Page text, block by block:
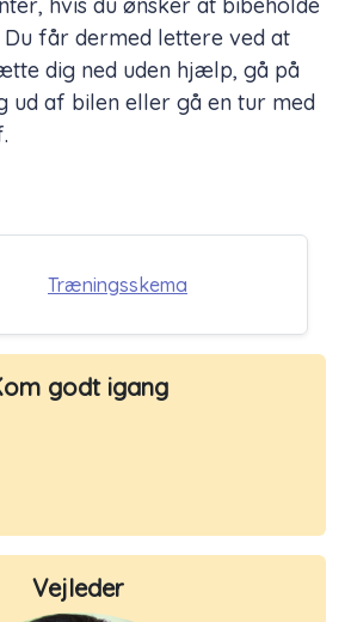
får dermed lettere ved at
dig ned uden hjælp, gå på
ud af bilen eller gå en tur med
Træningsskema
godt igang
Vejleder